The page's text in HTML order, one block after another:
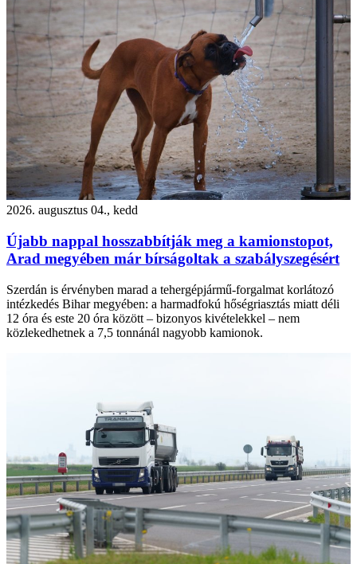
2026. augusztus 04., kedd
Újabb nappal hosszabbítják meg a kamionstopot,
Arad megyében már bírságoltak a szabályszegésért
Szerdán is érvényben marad a tehergépjármű-forgalmat korlátozó
intézkedés Bihar megyében: a harmadfokú hőségriasztás miatt déli
12 óra és este 20 óra között – bizonyos kivételekkel – nem
közlekedhetnek a 7,5 tonnánál nagyobb kamionok.